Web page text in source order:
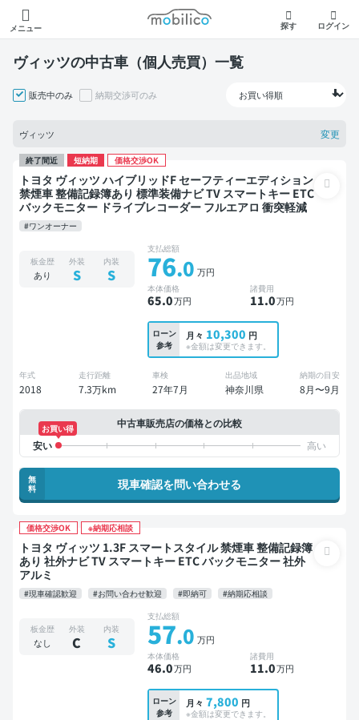
メニュー
モビリコ
探す ログイン
ヴィッツの中古車（個人売買）一覧
販売中のみ 納期交渉可のみ
ヴィッツ 変更
終了間近 短納期 価格交渉OK
トヨタ ヴィッツ ハイブリッドF セーフティーエディション
禁煙車 整備記録簿あり 標準装備ナビ TV スマートキー ETC
バックモニター ドライブレコーダー フルエアロ 衝突軽減
#ワンオーナー
板金歴
あり
外装
S
内装
S
支払総額
76.0 万円
本体価格
65.0万円
諸費用
11.0万円
ローン
参考
月々 10,300 円
※金額は変更できます。
年式
2018
走行距離
7.3万km
車検
27年7月
出品地域
神奈川県
納期の目安
8月〜9月
中古車販売店の価格との比較
お買い得
無
料
現車確認を問い合わせる
価格交渉OK ※納期応相談
トヨタ ヴィッツ 1.3F スマートスタイル 禁煙車 整備記録簿
あり 社外ナビ TV スマートキー ETC バックモニター 社外
アルミ
#現車確認歓迎 #お問い合わせ歓迎 #即納可 #納期応相談
板金歴
なし
外装
C
内装
S
支払総額
57.0 万円
本体価格
46.0万円
諸費用
11.0万円
ローン
参考
月々 7,800 円
※金額は変更できます。